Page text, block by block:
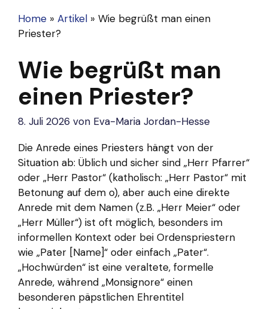
Home » Artikel » Wie begrüßt man einen
Priester?
Wie begrüßt man
einen Priester?
8. Juli 2026 von Eva-Maria Jordan-Hesse
Die Anrede eines Priesters hängt von der
Situation ab: Üblich und sicher sind „Herr Pfarrer“
oder „Herr Pastor“ (katholisch: „Herr Pastor“ mit
Betonung auf dem o), aber auch eine direkte
Anrede mit dem Namen (z.B. „Herr Meier“ oder
„Herr Müller“) ist oft möglich, besonders im
informellen Kontext oder bei Ordenspriestern
wie „Pater [Name]“ oder einfach „Pater“.
„Hochwürden“ ist eine veraltete, formelle
Anrede, während „Monsignore“ einen
besonderen päpstlichen Ehrentitel